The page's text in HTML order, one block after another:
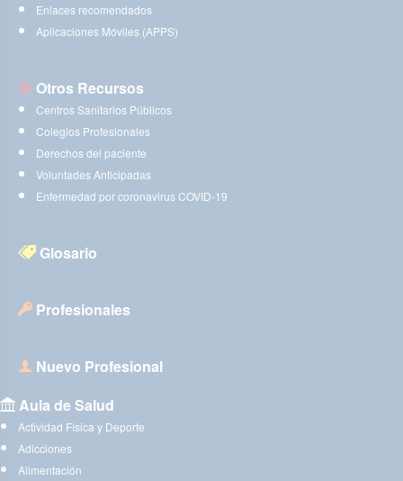
Enlaces recomendados
Aplicaciones Móviles (APPS)
Otros Recursos
Centros Sanitarios Públicos
Colegios Profesionales
Derechos del paciente
Voluntades Anticipadas
Enfermedad por coronavirus COVID-19
Glosario
Profesionales
Nuevo Profesional
Aula de Salud
Actividad Física y Deporte
Adicciones
Alimentación